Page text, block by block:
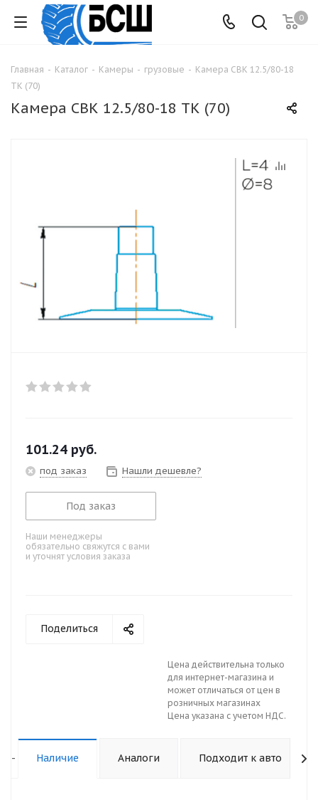
0
Главная - Каталог - Камеры - грузовые - Камера СВК 12.5/80-18
ТК (70)
Камера СВК 12.5/80-18 ТК (70)
101.24 руб.
под заказ Нашли дешевле?
Под заказ
Наши менеджеры
обязательно свяжутся с вами
и уточнят условия заказа
Поделиться
Цена действительна только
для интернет-магазина и
может отличаться от цен в
розничных магазинах
Цена указана с учетом НДС.
- Наличие Аналоги Подходит к авто